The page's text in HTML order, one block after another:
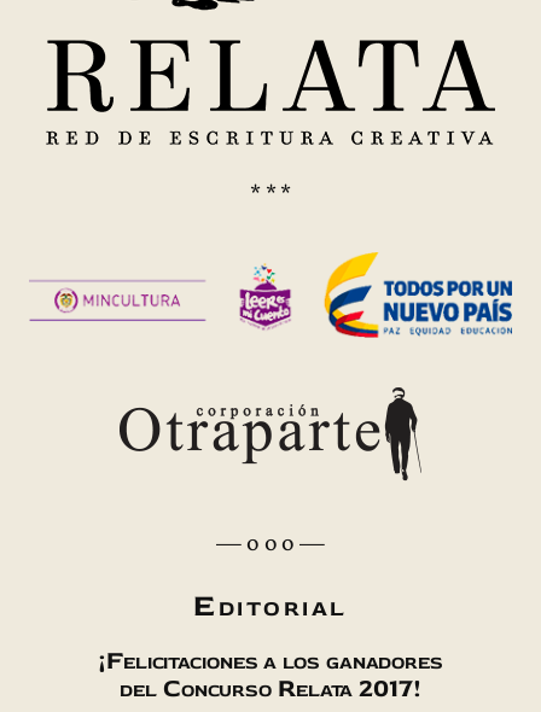
* * *
— o o o —
Editorial
¡Felicitaciones a los ganadores
del Concurso Relata 2017!